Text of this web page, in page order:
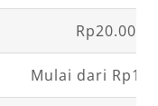
Mulai dari